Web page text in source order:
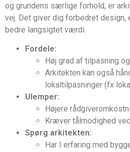
og grundens særlige forhold, er
vej. Det giver dig forbedret design,
bedre langsigtet værdi.
Fordele:
Høj grad af tilpasning
Arkitekten kan også
lokaltilpasninger (fx
Ulemper:
Højere
Kræver tålmodighed
Spørg arkitekten:
Har I erfaring med